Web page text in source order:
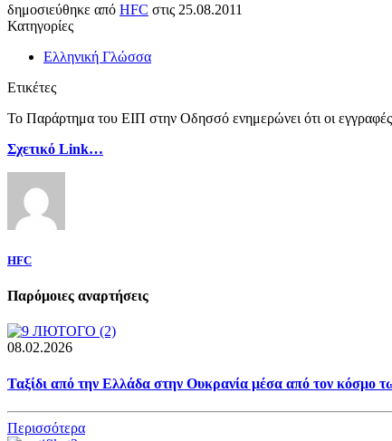
δημοσιεύθηκε από HFC στις 25.08.2011
Κατηγορίες
Ελληνική Γλώσσα
Ετικέτες
Το Παράρτημα του ΕΙΠ στην Οδησσό ενημερώνει ότι οι
Σχετικό Link…
HFC
Παρόμοιες αναρτήσεις
08.02.2026
Ταξίδι από την Ελλάδα στην Ουκρανία μέσα από τον κόσμο
Περισσότερα